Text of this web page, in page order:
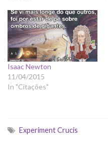
Isaac Newton
11/04/2015
In "Citações"
Experiment Crucis